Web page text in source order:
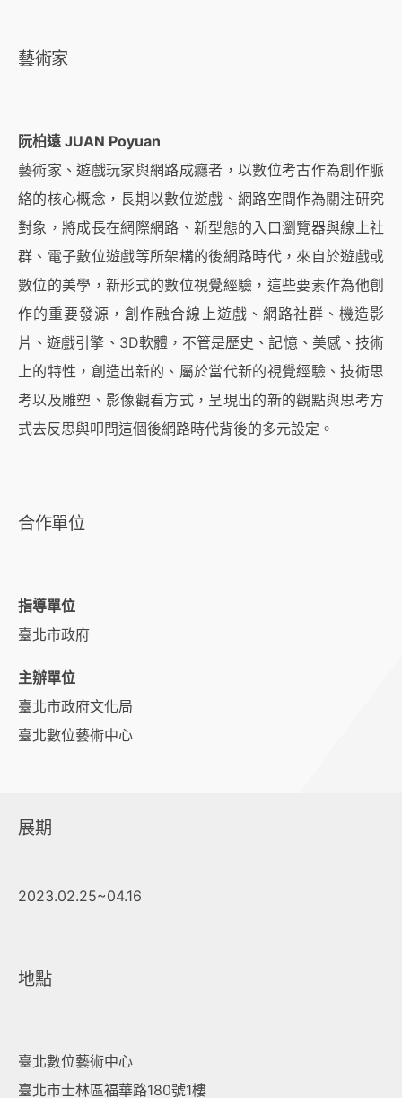
藝術家
阮柏遠 JUAN Poyuan
藝術家、遊戲玩家與網路成癮者，以數位考古作為創作脈
絡的核心概念，長期以數位遊戲、網路空間作為關注研究
對象，將成長在網際網路、新型態的入口瀏覽器與線上社
群、電子數位遊戲等所架構的後網路時代，來自於遊戲或
數位的美學，新形式的數位視覺經驗，這些要素作為他創
作的重要發源，創作融合線上遊戲、網路社群、機造影
片、遊戲引擎、3D軟體，不管是歷史、記憶、美感、技術
上的特性，創造出新的、屬於當代新的視覺經驗、技術思
考以及雕塑、影像觀看方式，呈現出的新的觀點與思考方
式去反思與叩問這個後網路時代背後的多元設定。
合作單位
指導單位
臺北市政府
主辦單位
臺北市政府文化局
臺北數位藝術中心
展期
2023.02.25~04.16
地點
臺北數位藝術中心
臺北市士林區福華路180號1樓